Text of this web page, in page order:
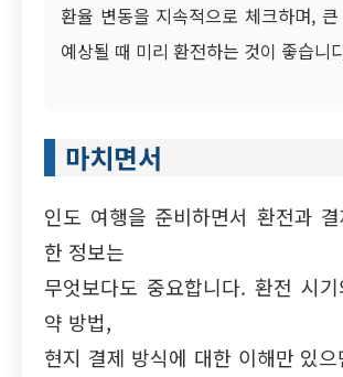
환율 변동을 지속적으로 체크하며,
예상될 때 미리 환전하는 것이 좋습니
마치면서
인도 여행을 준비하면서 환전과
한 정보는
무엇보다도 중요합니다. 환전 시
약 방법,
현지 결제 방식에 대한 이해만 있